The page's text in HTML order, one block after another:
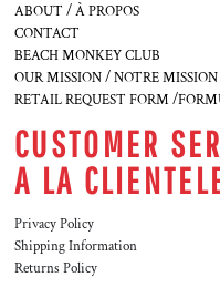
ABOUT / À PROPOS
CONTACT
BEACH MONKEY CLUB
OUR MISSION / NOTRE MISSION
RETAIL REQUEST FORM /
CUSTOMER
A LA
Privacy Policy
Shipping Information
Returns Policy